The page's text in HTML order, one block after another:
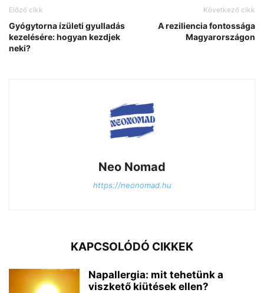
Előző cikk
Gyógytorna ízületi gyulladás
kezelésére: hogyan kezdjek
neki?
Következő cikk
A reziliencia fontossága
Magyarországon
Neo Nomad
https://neonomad.hu
KAPCSOLÓDÓ CIKKEK
Napallergia: mit tehetünk a
viszkető kiütések ellen?